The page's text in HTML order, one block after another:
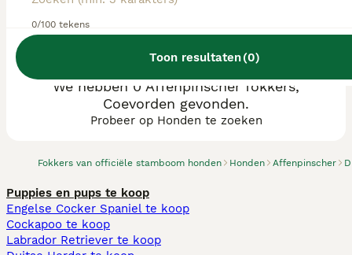
0/100 tekens
Toon resultaten(0)
Fokkers van officiële stamboom honden Honden Affenpinscher
We hebben 0 Affenpinscher fokkers,
Coevorden gevonden.
Probeer op Honden te zoeken
Puppies en pups te koop
Engelse Cocker Spaniel te koop
Cockapoo te koop
Labrador Retriever te koop